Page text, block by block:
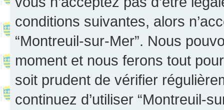
conditions suivantes, alors
“Montreuil-sur-Mer”. Nous
moment et nous ferons tout
soit prudent de vérifier
continuez d’utiliser “Montreuil-